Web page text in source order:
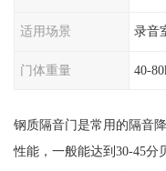
适用场景 录音
门体重量 40-
钢质隔音门是常用的隔音
性能，一般能达到30-45分